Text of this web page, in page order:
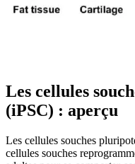
Les cellules
(iPSC) : aperçu
Les cellules souches
cellules souches